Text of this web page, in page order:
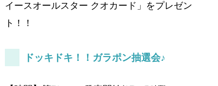
イースオールスター クオカード」をプレゼン
ト！！
ドッキドキ！！ガラポン抽選会♪